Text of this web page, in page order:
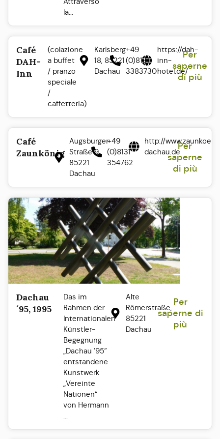
la...
Café
DAH-
Inn
(colazione
a buffet
/ pranzo
speciale
/
caffetteria)
Karlsberg
18, 85221
Dachau
+49
(0)8131
3383730
https://dah-
inn-
hotel.de/
Per
saperne
di più
Café
Zaunkönig
Augsburger
Straße 9.
85221
Dachau
+49
(0)8131
354762
http://
dachau.de
Per
saperne
di più
Dachau
´95, 1995
Das im
Rahmen der
Internationalen
Künstler-
Begegnung
„Dachau ’95“
entstandene
Kunstwerk
„Vereinte
Nationen“
von Hermann
...
Alte
Römerstraße,
85221
Dachau
Per
saperne di
più